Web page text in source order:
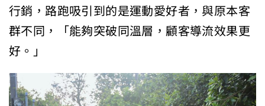
行銷，路跑吸引到的是運動愛好者，與原本客
群不同，「能夠突破同溫層，顧客導流效果更
好。」